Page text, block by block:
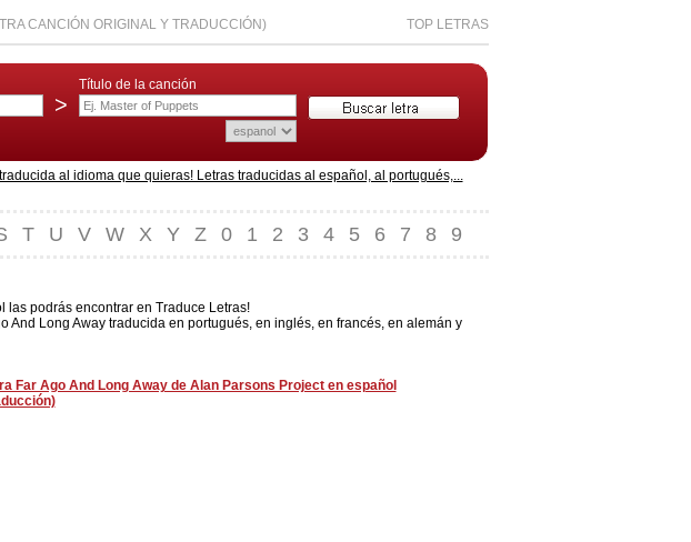
CANCIÓN ORIGINAL Y TRADUCCIÓN) TOP LETRAS
>
Título de la canción
al idioma que quieras! Letras traducidas al español, al portugués,...
T U V W X Y Z 0 1 2 3 4 5 6 7 8 9
podrás encontrar en Traduce Letras!
Long Away traducida en portugués, en inglés, en francés, en alemán y
Far Ago And Long Away de Alan Parsons Project en español